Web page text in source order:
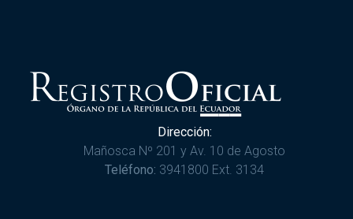
Dirección:
Mañosca Nº 201 y Av. 10 de Agosto
Teléfono: 3941800 Ext. 3134